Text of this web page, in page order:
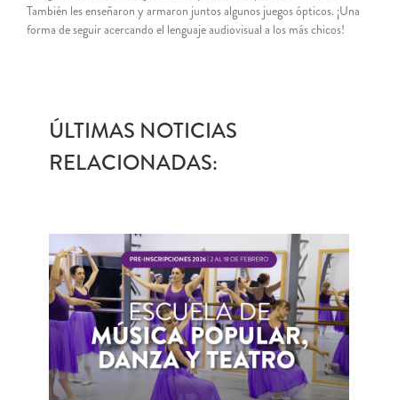
También les enseñaron y armaron juntos algunos juegos ópticos. ¡Una
forma de seguir acercando el lenguaje audiovisual a los más chicos!
ÚLTIMAS NOTICIAS
RELACIONADAS: